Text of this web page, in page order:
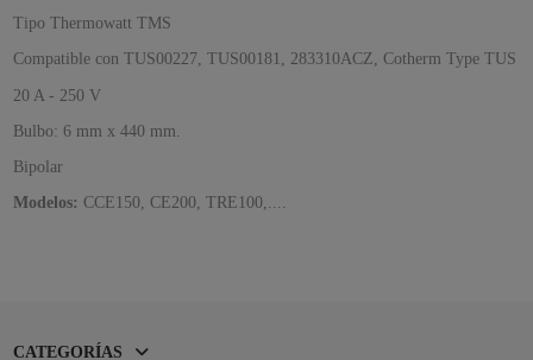
Tipo Thermowatt TMS
Compatible con TUS00227, TUS00181, 283310ACZ, Cotherm Type TUS
20 A - 250 V
Bulbo: 6 mm x 440 mm.
Bipolar
Modelos: CCE150, CE200, TRE100,....
CATEGORÍAS